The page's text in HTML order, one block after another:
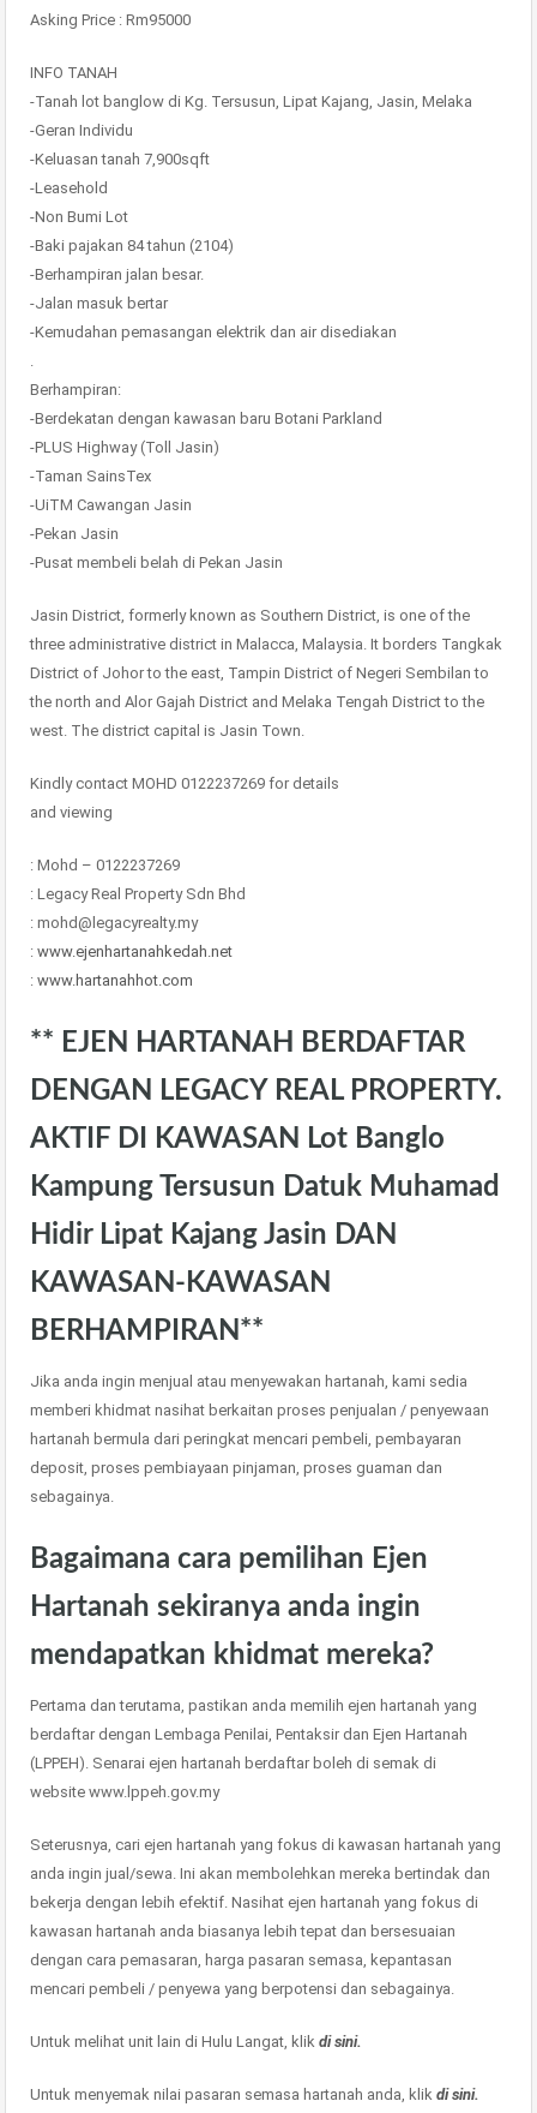
Asking Price : Rm95000
INFO TANAH
-Tanah lot banglow di Kg. Tersusun, Lipat Kajang, Jasin, Melaka
-Geran Individu
-Keluasan tanah 7,900sqft
-Leasehold
-Non Bumi Lot
-Baki pajakan 84 tahun (2104)
-Berhampiran jalan besar.
-Jalan masuk bertar
-Kemudahan pemasangan elektrik dan air disediakan
Berhampiran:
-Berdekatan dengan kawasan baru Botani Parkland
-PLUS Highway (Toll Jasin)
-Taman SainsTex
-UiTM Cawangan Jasin
-Pekan Jasin
-Pusat membeli belah di Pekan Jasin
Jasin District, formerly known as Southern District, is one of the
three administrative district in Malacca, Malaysia. It borders Tangkak
District of Johor to the east, Tampin District of Negeri Sembilan to
the north and Alor Gajah District and Melaka Tengah District to the
west. The district capital is Jasin Town.
Kindly contact MOHD 0122237269 for details
and viewing
: Mohd – 0122237269
: Legacy Real Property Sdn Bhd
: mohd@legacyrealty.my
: www.ejenhartanahkedah.net
: www.hartanahhot.com
** EJEN HARTANAH BERDAFTAR
DENGAN LEGACY REAL PROPERTY.
AKTIF DI KAWASAN Lot Banglo
Kampung Tersusun Datuk Muhamad
Hidir Lipat Kajang Jasin DAN
KAWASAN-KAWASAN
BERHAMPIRAN**
Jika anda ingin menjual atau menyewakan hartanah, kami sedia
memberi khidmat nasihat berkaitan proses penjualan / penyewaan
hartanah bermula dari peringkat mencari pembeli, pembayaran
deposit, proses pembiayaan pinjaman, proses guaman dan
sebagainya.
Bagaimana cara pemilihan Ejen
Hartanah sekiranya anda ingin
mendapatkan khidmat mereka?
Pertama dan terutama, pastikan anda memilih ejen hartanah yang
berdaftar dengan Lembaga Penilai, Pentaksir dan Ejen Hartanah
(LPPEH). Senarai ejen hartanah berdaftar boleh di semak di
website www.lppeh.gov.my
Seterusnya, cari ejen hartanah yang fokus di kawasan hartanah yang
anda ingin jual/sewa. Ini akan membolehkan mereka bertindak dan
bekerja dengan lebih efektif. Nasihat ejen hartanah yang fokus di
kawasan hartanah anda biasanya lebih tepat dan bersesuaian
dengan cara pemasaran, harga pasaran semasa, kepantasan
mencari pembeli / penyewa yang berpotensi dan sebagainya.
Untuk melihat unit lain di Hulu Langat, klik di sini.
Untuk menyemak nilai pasaran semasa hartanah anda, klik di sini.